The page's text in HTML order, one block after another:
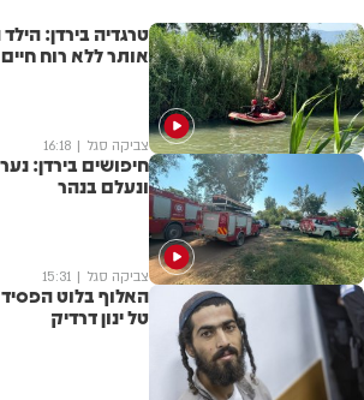
טרגדיה בירדן:
אותר ללא רוח חיים
צביקה סגל 16:18
חיפושים בירדן:
ונעלם בנהר
צביקה סגל 15:31
האלוף בלוט
טל ינון דרדיק